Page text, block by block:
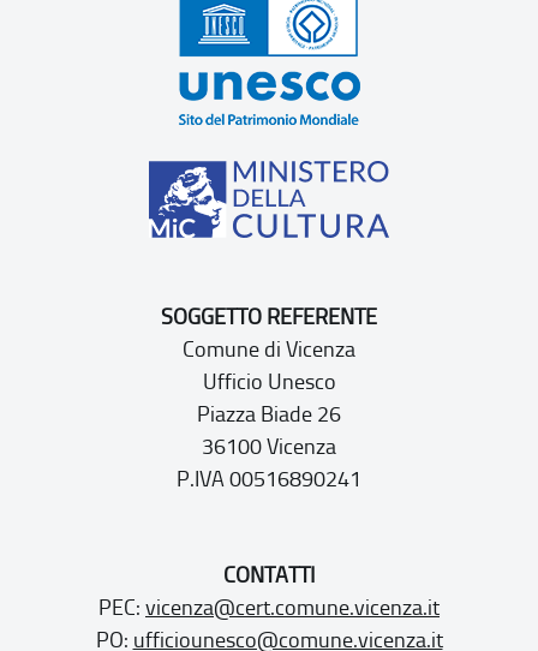
SOGGETTO REFERENTE
Comune di Vicenza
Ufficio Unesco
Piazza Biade 26
36100 Vicenza
P.IVA 00516890241
CONTATTI
PEC: vicenza@cert.comune.vicenza.it
PO: ufficiounesco@comune.vicenza.it